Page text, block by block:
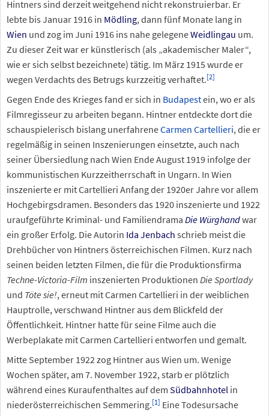
Hintners sind derzeit weitgehend nicht rekonstruierbar. Er
lebte bis Januar 1916 in Mödling, dann fünf Monate lang in
Wien und zog im Juni 1916 ins nahe gelegeneWeidlingau um.
Zu dieser Zeit war er künstlerisch (als „akademischer Maler“,
wie er sich selbst bezeichnete) tätig. Im März 1915 wurde er
wegen Verdachts des Betrugs kurzzeitig verhaftet.[2]
Gegen Ende des Krieges fand er sich in Budapestein, wo er als
Filmregisseur zu arbeiten begann. Hintner entdeckte dort die
schauspielerisch bislang unerfahreneCarmen Cartellieri, die er
regelmäßig in seinen Inszenierungen einsetzte, auch nach
seiner Übersiedlung nach Wien Ende August 1919 infolge der
kommunistischen Kurzzeitherrschaft in Ungarn. In Wien
inszenierte er mit Cartellieri Anfang der 1920er Jahre vor allem
Hochgebirgsdramen. Besonders das 1920 inszenierte und 1922
uraufgeführte Kriminal- und Familiendrama Die Würghandwar
ein großer Erfolg. Die Autorin Ida Jenbach schrieb meist die
Drehbücher von Hintners österreichischen Filmen. Kurz nach
seinen beiden letzten Filmen, die für die Produktionsfirma
Techne-Victoria-Film inszenierten Produktionen Die Sportlady
und Töte sie!, erneut mit Carmen Cartellieri in der weiblichen
Hauptrolle, verschwand Hintner aus dem Blickfeld der
Öffentlichkeit. Hintner hatte für seine Filme auch die
Werbeplakate mit Carmen Cartellieri entworfen und gemalt.
Mitte September 1922 zog Hintner aus Wien um. Wenige
Wochen später, am 7. November 1922, starb er plötzlich
während eines Kuraufenthaltes auf dem Südbahnhotel in
niederösterreichischen Semmering.[1] Eine Todesursache